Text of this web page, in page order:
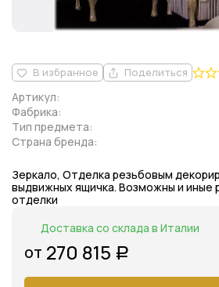
В избранное Поделиться
Фабрика:
Артикул:
Тип предмета:
Страна бренда:
Зеркало, Отделка резьбовым
выдвижных ящичка. Возможны и иные
отделки
Доставка со склада в Италии
от 270 815 Р